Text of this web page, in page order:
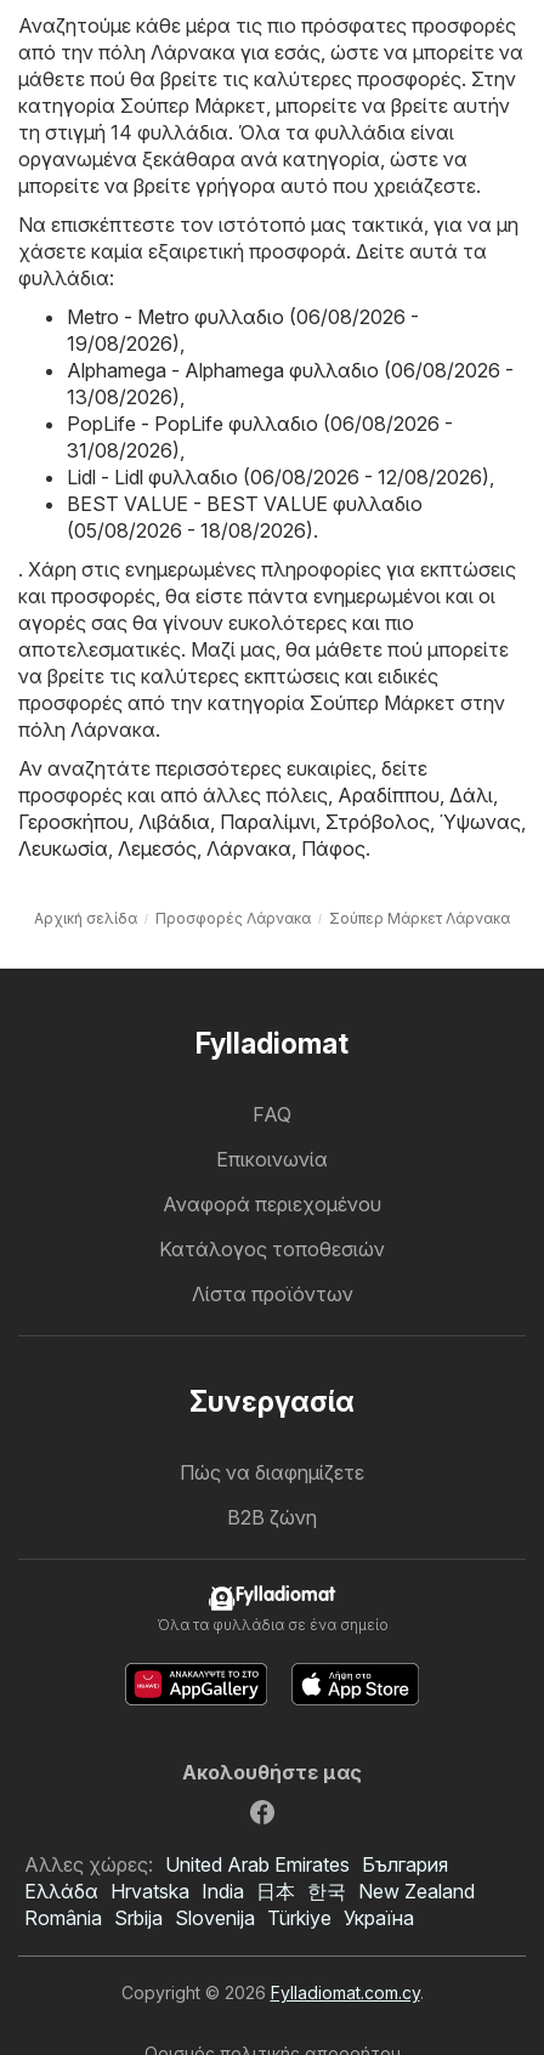
Αναζητούμε κάθε μέρα τις πιο πρόσφατες προσφορές
από την πόλη Λάρνακα για εσάς, ώστε να μπορείτε να
μάθετε πού θα βρείτε τις καλύτερες προσφορές. Στην
κατηγορία Σούπερ Μάρκετ, μπορείτε να βρείτε αυτήν
τη στιγμή 14 φυλλάδια. Όλα τα φυλλάδια είναι
οργανωμένα ξεκάθαρα ανά κατηγορία, ώστε να
μπορείτε να βρείτε γρήγορα αυτό που χρειάζεστε.
Να επισκέπτεστε τον ιστότοπό μας τακτικά, για να μη
χάσετε καμία εξαιρετική προσφορά. Δείτε αυτά τα
φυλλάδια:
Metro - Metro φυλλαδιο (06/08/2026 -
19/08/2026)
Alphamega - Alphamega φυλλαδιο (06/08/2026 -
13/08/2026)
PopLife - PopLife φυλλαδιο (06/08/2026 -
31/08/2026)
Lidl - Lidl φυλλαδιο (06/08/2026 - 12/08/2026)
BEST VALUE - BEST VALUE φυλλαδιο
(05/08/2026 - 18/08/2026).
. Χάρη στις ενημερωμένες πληροφορίες για εκπτώσεις
και προσφορές, θα είστε πάντα ενημερωμένοι και οι
αγορές σας θα γίνουν ευκολότερες και πιο
αποτελεσματικές. Μαζί μας, θα μάθετε πού μπορείτε
να βρείτε τις καλύτερες εκπτώσεις και ειδικές
προσφορές από την κατηγορία Σούπερ Μάρκετ στην
πόλη Λάρνακα.
Αν αναζητάτε περισσότερες ευκαιρίες, δείτε
προσφορές και από άλλες πόλεις, Αραδίππου Δάλι
Γεροσκήπου Λιβάδια Παραλίμνι Στρόβολος Ύψωνας
Λευκωσία Λεμεσός Λάρνακα Πάφος.
Αρχική σελίδα Προσφορές Λάρνακα Σούπερ Μάρκετ Λάρνακα
Fylladiomat
FAQ
Επικοινωνία
Αναφορά περιεχομένου
Κατάλογος τοποθεσιών
Λίστα προϊόντων
Συνεργασία
Πώς να διαφημίζετε
B2B ζώνη
Fylladiomat
Όλα τα φυλλάδια σε ένα σημείο
Ακολουθήστε μας
Αλλες χώρες: United Arab Emirates България
Ελλάδα Hrvatska India 日本 한국 New Zealand
România Srbija Slovenija Türkiye Україна
Copyright © 2026 Fylladiomat.com.cy.